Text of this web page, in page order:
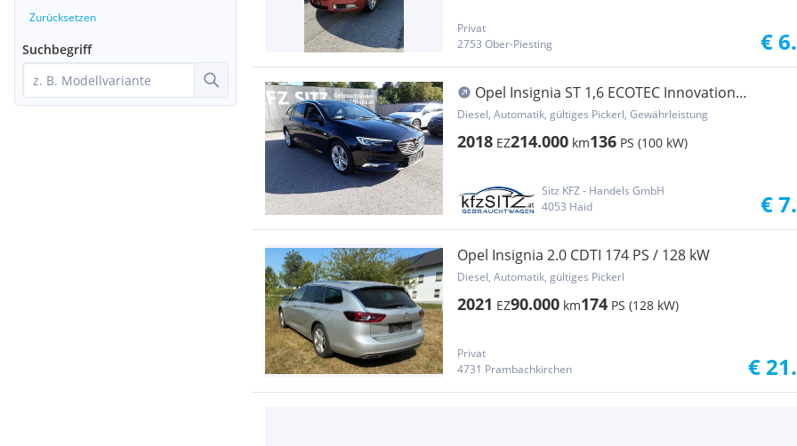
Privat
2753 Ober-Piesting
€
Opel Insignia ST 1,6 ECOTEC Innovation
Start/Stop Sy...
Diesel, Automatik, gültiges Pickerl, Gewährleistung
2018 EZ214.000 km136 PS (100 kW)
Sitz KFZ - Handels GmbH
4053 Haid
€
Opel Insignia 2.0 CDTI 174 PS / 128 kW
Diesel, Automatik, gültiges Pickerl
2021 EZ90.000 km174 PS (128 kW)
Privat
4731 Prambachkirchen
€
Zurücksetzen
Suchbegriff